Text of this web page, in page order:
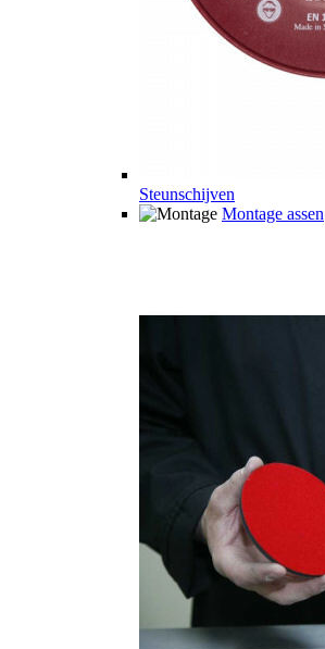
Steunschijven
Montage assen